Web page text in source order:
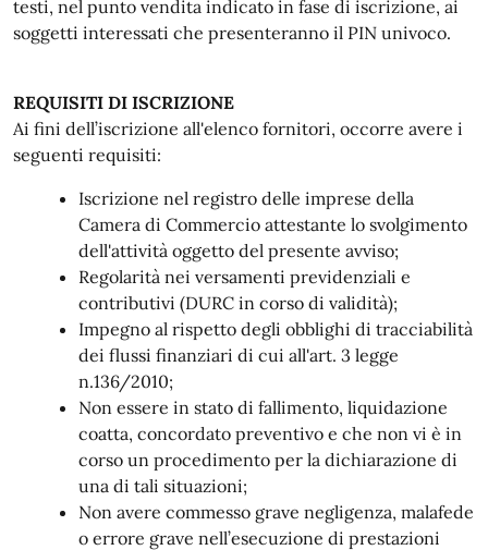
testi, nel punto vendita indicato in fase di iscrizione, ai
soggetti interessati che presenteranno il PIN univoco.
REQUISITI DI ISCRIZIONE
Ai fini dell’iscrizione all'elenco fornitori, occorre avere i
seguenti requisiti:
Iscrizione nel registro delle imprese della
Camera di Commercio attestante lo svolgimento
dell'attività oggetto del presente avviso;
Regolarità nei versamenti previdenziali e
contributivi (DURC in corso di validità);
Impegno al rispetto degli obblighi di tracciabilità
dei flussi finanziari di cui all'art. 3 legge
n.136/2010;
Non essere in stato di fallimento, liquidazione
coatta, concordato preventivo e che non vi è in
corso un procedimento per la dichiarazione di
una di tali situazioni;
Non avere commesso grave negligenza, malafede
o errore grave nell’esecuzione di prestazioni